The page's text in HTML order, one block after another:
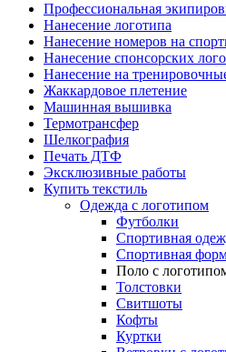
Профессиональная
Нанесение логотипа
Нанесение номеров на
Нанесение спонсорских
Нанесение на
Жаккардовое плетение
Машинная вышивка
Термотрансфер
Шелкография
Печать ДТФ
Эксклюзивные работы
Купить текстиль
Одежда с логотипом
Футболки
Спортивная
Спортивная
Поло с
Толстовки
Свитшоты
Кофты
Куртки